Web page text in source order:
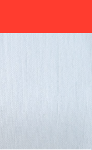
Kansantanssin